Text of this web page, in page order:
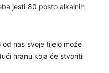
jesti 80 posto alkalnih
nas svoje tijelo može
hranu koja će stvoriti